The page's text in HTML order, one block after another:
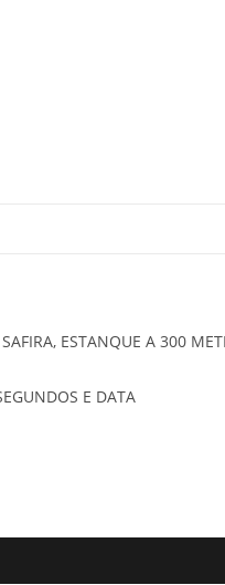
ESTANQUE A 300
E DATA